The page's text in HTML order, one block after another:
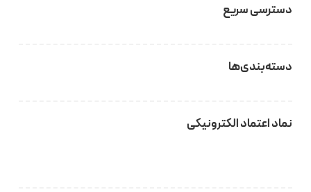
دسترسی سریع
دسته‌بندی‌ها
نماد اعتماد الکترونیکی